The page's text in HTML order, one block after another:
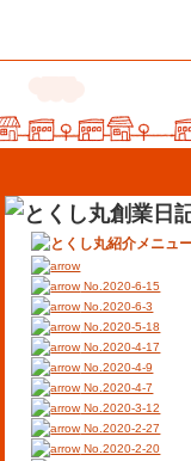
販売パートナー募集
オススメリンク
No.2020-6-15
No.2020-6-3
No.2020-5-18
No.2020-4-17
No.2020-4-9
No.2020-4-7
No.2020-3-12
No.2020-2-27
No.2020-2-20